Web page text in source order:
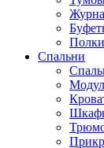
Полки
Спальни